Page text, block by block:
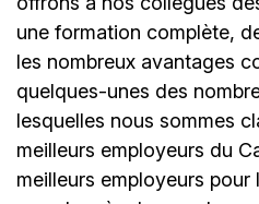
une formation complète,
les nombreux avantages
quelques-unes des
lesquelles nous sommes
meilleurs employeurs du
meilleurs employeurs